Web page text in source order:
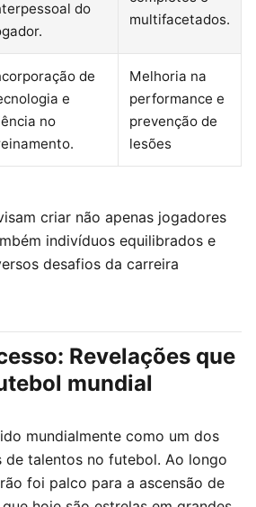
do
multifacetados.
de
e
no
Melhoria na
performance e
prevenção de
lesões
criar não apenas jogadores
indivíduos equilibrados e
desafios da carreira
Revelações que
mundial
mundialmente como um dos
de talentos no futebol. Ao longo
foi palco para a ascensão de